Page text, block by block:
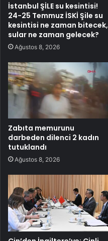
İstanbul ŞİLE su kesintisi!
24-25 Temmuz İSKİ Şile su
kesintisi ne zaman bitecek,
sular ne zaman gelecek?
Ağustos 8, 2026
Zabıta memurunu
darbeden dilenci 2 kadın
tutuklandı
Ağustos 8, 2026